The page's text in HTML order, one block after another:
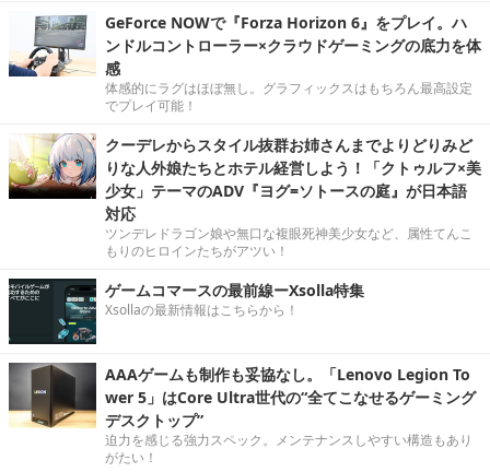
GeForce NOWで『Forza Horizon 6』をプレイ。ハ
ンドルコントローラー×クラウドゲーミングの底力を体
感
体感的にラグはほぼ無し。グラフィックスはもちろん最高設定
でプレイ可能！
クーデレからスタイル抜群お姉さんまでよりどりみど
りな人外娘たちとホテル経営しよう！「クトゥルフ×美
少女」テーマのADV『ヨグ=ソトースの庭』が日本語
対応
ツンデレドラゴン娘や無口な複眼死神美少女など、属性てんこ
もりのヒロインたちがアツい！
ゲームコマースの最前線ーXsolla特集
Xsollaの最新情報はこちらから！
AAAゲームも制作も妥協なし。「Lenovo Legion To
wer 5」はCore Ultra世代の“全てこなせるゲーミング
デスクトップ”
迫力を感じる強力スペック。メンテナンスしやすい構造もあり
がたい！